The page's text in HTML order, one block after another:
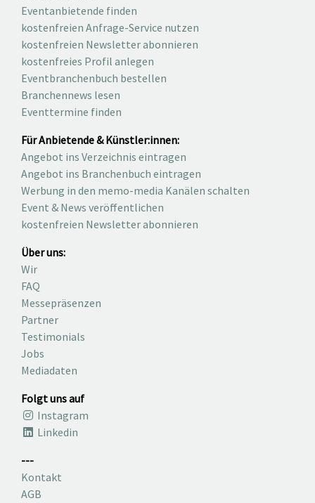
Eventanbietende finden
kostenfreien Anfrage-Service nutzen
kostenfreien Newsletter abonnieren
kostenfreies Profil anlegen
Eventbranchenbuch bestellen
Branchennews lesen
Eventtermine finden
Für Anbietende & Künstler:innen:
Angebot ins Verzeichnis eintragen
Angebot ins Branchenbuch eintragen
Werbung in den memo-media Kanälen schalten
Event & News veröffentlichen
kostenfreien Newsletter abonnieren
Über uns:
Wir
FAQ
Messepräsenzen
Partner
Testimonials
Jobs
Mediadaten
Folgt uns auf
Instagram
Linkedin
---
Kontakt
AGB